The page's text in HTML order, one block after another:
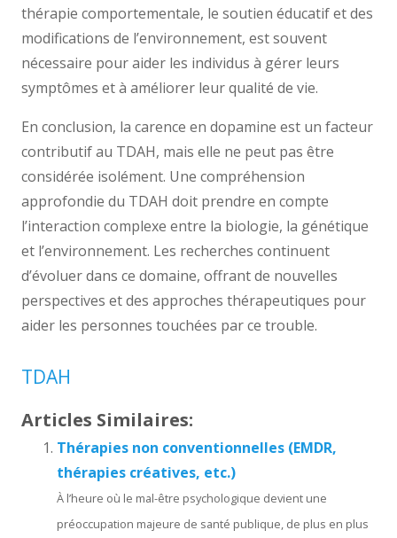
thérapie comportementale, le soutien éducatif et des
modifications de l’environnement, est souvent
nécessaire pour aider les individus à gérer leurs
symptômes et à améliorer leur qualité de vie.
En conclusion, la carence en dopamine est un facteur
contributif au TDAH, mais elle ne peut pas être
considérée isolément. Une compréhension
approfondie du TDAH doit prendre en compte
l’interaction complexe entre la biologie, la génétique
et l’environnement. Les recherches continuent
d’évoluer dans ce domaine, offrant de nouvelles
perspectives et des approches thérapeutiques pour
aider les personnes touchées par ce trouble.
TDAH
Articles Similaires:
Thérapies non conventionnelles (EMDR,
thérapies créatives, etc.)
À l’heure où le mal-être psychologique devient une
préoccupation majeure de santé publique, de plus en plus